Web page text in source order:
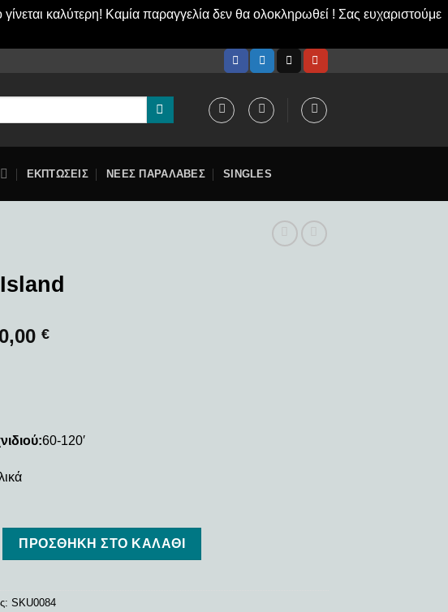
καλύτερη! Καμία παραγγελία δεν θα ολοκληρωθεί ! Σας ευχαριστούμε
ΕΚΠΤΩΣΕΙΣ ΝΕΕΣ ΠΑΡΑΛΑΒΕΣ SINGLES
€
60-120′
ΠΡΟΣΘΉΚΗ ΣΤΟ ΚΑΛΆΘΙ
SKU0084